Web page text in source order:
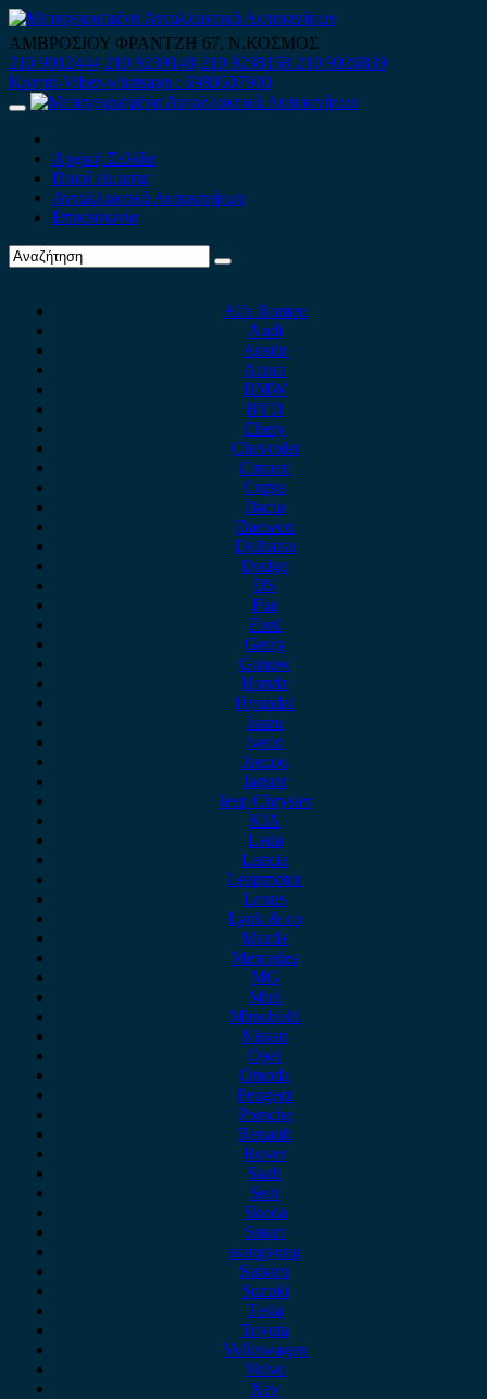
Skip
to
content
ΑΜΒΡΟΣΙΟΥ ΦΡΑΝΤΖΗ 67, Ν.ΚΟΣΜΟΣ
210 9012444 210 9239148 210 9238158 210 9026839
Κινητό-Viber-whatsapp : 6980507900
Primary
Αρχική Σελίδα
Ποιοί είμαστε
Ανταλλακτικά Αυτοκινήτων
Επικοινωνία
Alfa Romeo
Audi
Austin
Acura
BMW
BYD
Chery
Chevrolet
Citroen
Cupra
Dacia
Daewoo
Daihatsu
Dodge
DS
Fiat
Ford
Geely
Gonow
Honda
Hyundai
Isuzu
iveco
Jaecoo
Jaguar
Jeep Chrysler
KIA
Lada
Lancia
Leapmotor
Lexus
Lynk & co
Mazda
Mercedes
MG
Mini
Mitsubishi
Nissan
Opel
Omoda
Peugeot
Porsche
Renault
Rover
Saab
Seat
Skoda
Smart
ssangyong
Subaru
Suzuki
Tesla
Toyota
Volkswagen
Volvo
Xev